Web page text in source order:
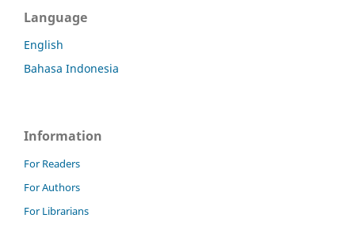
Language
English
Bahasa Indonesia
Information
For Readers
For Authors
For Librarians